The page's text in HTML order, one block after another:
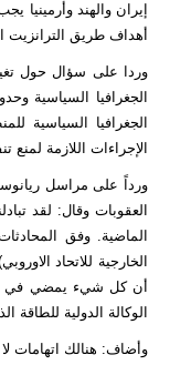
إيران والهند
أهداف طريق الترانزيت
وردا على سؤال حول
الجغرافيا السياسية
الجغرافيا السياسية
الإجراءات اللازمة لمنع
ورداً على مراسل
العقوبات وقال: لقد
الماضية. وفق
الخارجية للاتحاد
أن كل شيء يمضي في
الوكالة الدولية للطاقة
وأضاف: هنالك اتهامات